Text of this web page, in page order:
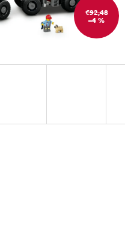
€92,48
–4 %